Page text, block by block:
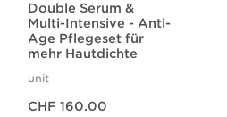
Double Serum &
Multi-Intensive - Anti-
Age Pflegeset für
mehr Hautdichte
unit
CHF 160.00